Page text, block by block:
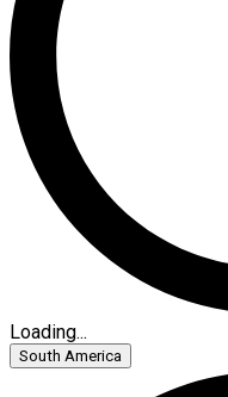
Loading...
South America